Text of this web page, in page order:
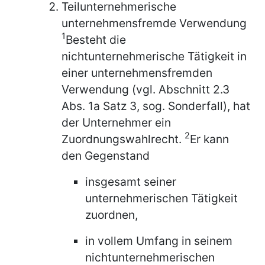
Teilunternehmerische
unternehmensfremde Verwendung
1Besteht die
nichtunternehmerische Tätigkeit in
einer unternehmensfremden
Verwendung (vgl. Abschnitt 2.3
Abs. 1a Satz 3, sog. Sonderfall), hat
der Unternehmer ein
Zuordnungswahlrecht. 2Er kann
den Gegenstand
insgesamt seiner
unternehmerischen Tätigkeit
zuordnen,
in vollem Umfang in seinem
nichtunternehmerischen